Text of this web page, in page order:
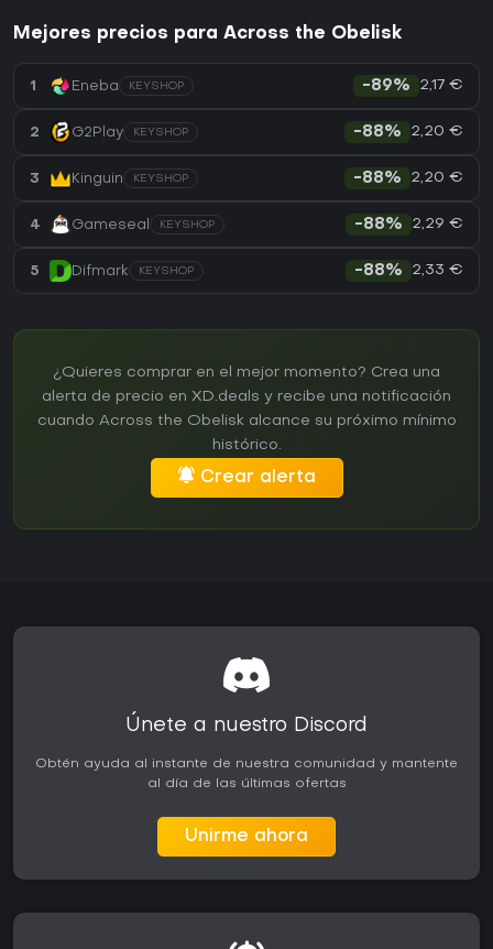
Mejores precios para Across the Obelisk
1 Eneba KEYSHOP -89% 2,17 €
2 G2Play KEYSHOP -88% 2,20 €
3 Kinguin KEYSHOP -88% 2,20 €
4 Gameseal KEYSHOP -88% 2,29 €
5 Difmark KEYSHOP -88% 2,33 €
¿Quieres comprar en el mejor momento? Crea una
alerta de precio en XD.deals y recibe una notificación
cuando Across the Obelisk alcance su próximo mínimo
histórico.
Crear alerta
Únete a nuestro Discord
Obtén ayuda al instante de nuestra comunidad y mantente
al día de las últimas ofertas
Unirme ahora